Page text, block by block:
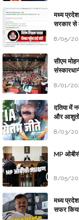
मध्य प्रदेश
सरकार से
8/05/
सीएम
8/01/
दतिया में
और
8/03/
MP
8/05/
मध्य प्रदेश
सफर